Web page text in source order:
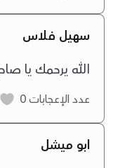
سهيل فلاس
الله يرحمك يا
عدد الإعجابات
ابو ميشل